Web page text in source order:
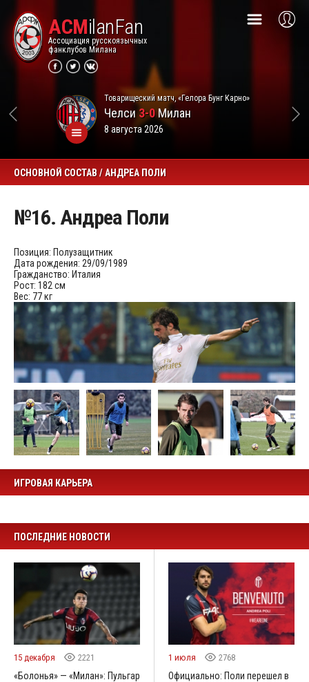
ACMilanFan
Ассоциация русскоязычных
фанклубов Милана
Товарищеский матч, «Гелора Бунг Карно»
Челси3-0Милан
8 августа 2026
ОСНОВНОЙ СОСТАВ / АНДРЕА ПОЛИ
№16. Андреа Поли
Позиция: Полузащитник
Дата рождения: 29/09/1989
Гражданство: Италия
Рост: 182 см
Вес: 77 кг
ИГРОВАЯ КАРЬЕРА
ПОСЛЕДНИЕ НОВОСТИ
15 декабря 2221
«Болонья» — «Милан»: Пульгар
1 июля 2768
Официально: Поли перешел в